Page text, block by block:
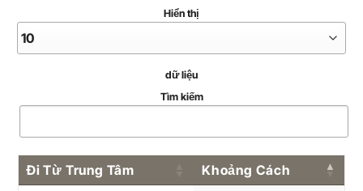
Hiển thị
dữ liệu
Tìm kiếm
Đi Từ Trung Tâm
Khoảng Cách